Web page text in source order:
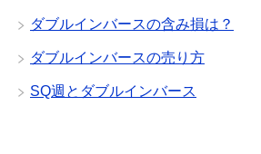
ダブルインバースの含み損は？
ダブルインバースの売り方
SQ週とダブルインバース